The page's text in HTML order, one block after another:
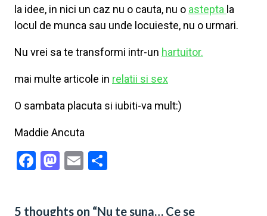
la idee, in nici un caz nu o cauta, nu o astepta la
locul de munca sau unde locuieste, nu o urmari.
Nu vrei sa te transformi intr-un hartuitor.
mai multe articole in relatii si sex
O sambata placuta si iubiti-va mult:)
Maddie Ancuta
Facebook
Mastodon
Email
5 thoughts on “Nu te suna… Ce se